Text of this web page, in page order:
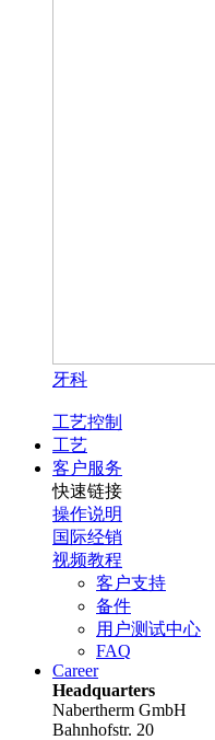
牙科
工艺控制
工艺
客户服务
快速链接
操作说明
国际经销
视频教程
客户支持
备件
用户测试中心
FAQ
Career
Headquarters
Nabertherm GmbH
Bahnhofstr. 20